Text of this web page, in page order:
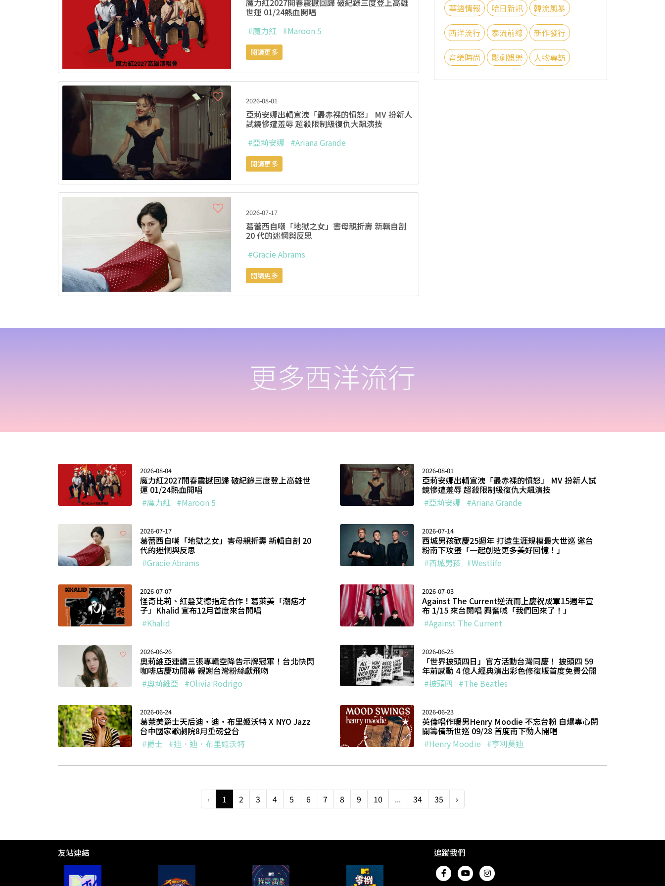
華語情報 哈日新訊 韓流風暴
西洋流行 泰流前線 新作發行
音樂時尚 影劇娛樂 人物專訪
魔力紅2027開春震撼回歸 破紀錄三度登上高雄
世運 01/24熱血開唱
#魔力紅 #Maroon 5
閱讀更多
2026-08-01
亞莉安娜出輯宣洩「最赤裸的憤怒」 MV 扮新人
試鏡慘遭羞辱 超殺限制級復仇大飆演技
#亞莉安娜 #Ariana Grande
閱讀更多
2026-07-17
葛蕾西自嘲「地獄之女」害母親折壽 新輯自剖
20 代的迷惘與反思
#Gracie Abrams
閱讀更多
更多西洋流行
2026-08-04
魔力紅2027開春震撼回歸 破紀錄三度登上高雄世
運 01/24熱血開唱
#魔力紅 #Maroon 5
2026-08-01
亞莉安娜出輯宣洩「最赤裸的憤怒」 MV 扮新人試
鏡慘遭羞辱 超殺限制級復仇大飆演技
#亞莉安娜 #Ariana Grande
2026-07-17
葛蕾西自嘲「地獄之女」害母親折壽 新輯自剖 20
代的迷惘與反思
#Gracie Abrams
2026-07-14
西城男孩歡慶25週年 打造生涯規模最大世巡 邀台
粉南下攻蛋「一起創造更多美好回憶！」
#西城男孩 #Westlife
2026-07-07
怪奇比莉、紅髮艾德指定合作！葛萊美「潮痞才
子」Khalid 宣布12月首度來台開唱
#Khalid
2026-07-03
Against The Current逆流而上慶祝成軍15週年宣
布 1/15 來台開唱 興奮喊「我們回來了！」
#Against The Current
2026-06-26
奧莉維亞連續三張專輯空降告示牌冠軍！台北快閃
咖啡店慶功開幕 親謝台灣粉絲獻飛吻
#奧莉維亞 #Olivia Rodrigo
2026-06-25
「世界披頭四日」官方活動台灣同慶！ 披頭四 59
年前感動 4 億人經典演出彩色修復版首度免費公開
#披頭四 #The Beatles
2026-06-24
葛萊美爵士天后迪・迪・布里姬沃特 X NYO Jazz
台中國家歌劇院8月重磅登台
#爵士 #迪．迪．布里姬沃特
2026-06-23
英倫唱作暖男Henry Moodie 不忘台粉 自爆專心閉
關籌備新世巡 09/28 首度南下動人開唱
#Henry Moodie #亨利莫迪
‹ 1 2 3 4 5 6 7 8 9 10 ... 34 35 ›
友站連結 追蹤我們